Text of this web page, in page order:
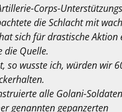
Corps-
die Schlacht mit
sich für drastische Aktion
die Quelle.
so wusste ich, würden wir
alle Golani-
genannten gepanzerten